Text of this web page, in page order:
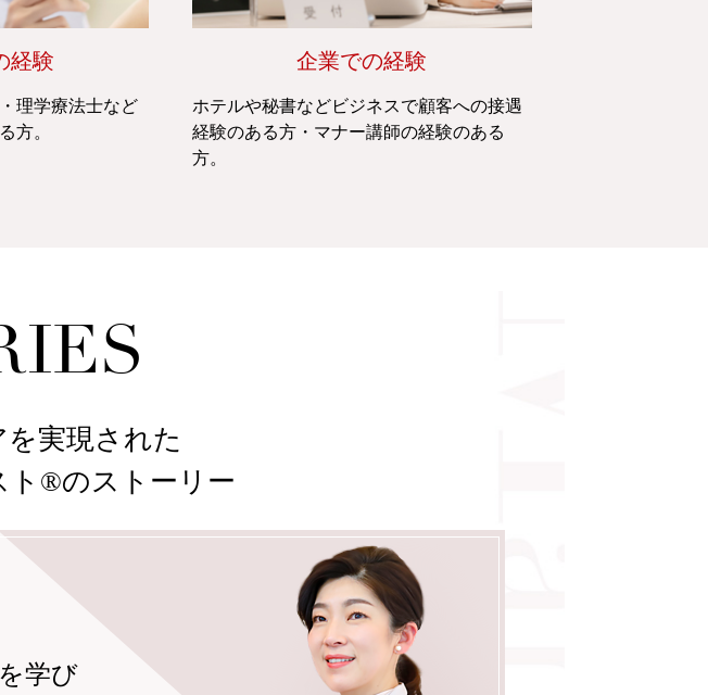
経験
理学療法士など
方。
企業での経験
ホテルや秘書などビジネスで顧客への接遇
経験のある方・マナー講師の経験のある
方。
実現された
ト®のストーリー
学び